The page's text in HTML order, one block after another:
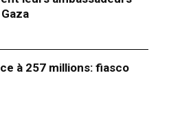
à 257 millions: fiasco